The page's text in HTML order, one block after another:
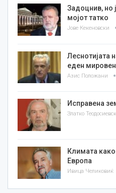
Задоцнив, но
мојот татко
Јове Кекеновски
Леснотијата
еден
Азис Положани
Исправена
Климата
Европа
Ивица Челиковиќ